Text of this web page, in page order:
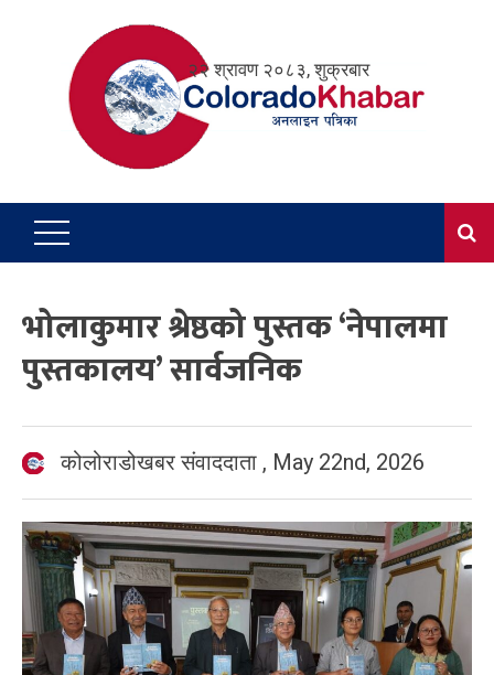
२२ श्रावण २०८३, शुक्रबार
भोलाकुमार श्रेष्ठको पुस्तक ‘नेपालमा
पुस्तकालय’ सार्वजनिक
कोलोराडोखबर संवाददाता , May 22nd, 2026